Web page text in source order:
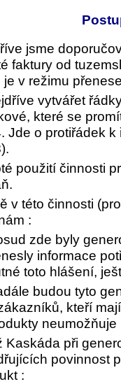
jsme
faktury od
je v režimu
vytvářet
které se
Jde o protiřádek
použití činnosti
v této činnosti
:
zde byly
informace
toto hlášení,
budou tyto
kteří
neumožňuje
Kaskáda při
povinnost
: